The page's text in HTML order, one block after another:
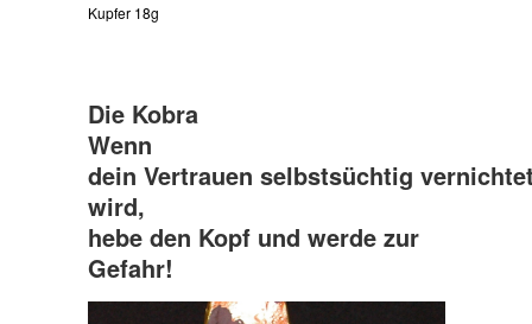
Kupfer 18g
Die Kobra
Wenn
dein Vertrauen selbstsüchtig
wird,
hebe den Kopf und werde zur
Gefahr!